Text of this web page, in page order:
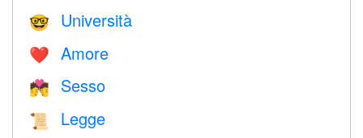
🤓 Università
❤️️ Amore
💏 Sesso
📜 Legge